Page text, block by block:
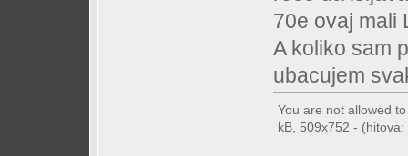
70e ovaj mali
A koliko sam
ubacujem
You are not allowed
kB, 509x752 -